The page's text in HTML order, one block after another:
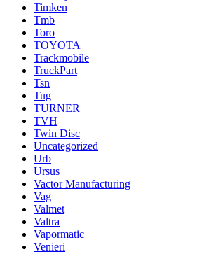
Timken
Tmb
Toro
TOYOTA
Trackmobile
TruckPart
Tsn
Tug
TURNER
TVH
Twin Disc
Uncategorized
Urb
Ursus
Vactor Manufacturing
Vag
Valmet
Valtra
Vapormatic
Venieri